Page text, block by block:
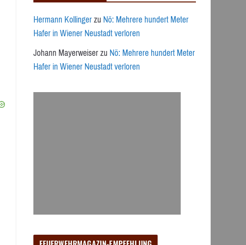
Hermann KollingerzuNö: Mehrere hundert Meter
Hafer in Wiener Neustadt verloren
Johann MayerweiserzuNö: Mehrere hundert Meter
Hafer in Wiener Neustadt verloren